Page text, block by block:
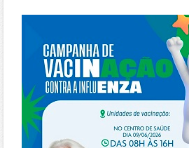
https://piracanjuba.go.gov.br/